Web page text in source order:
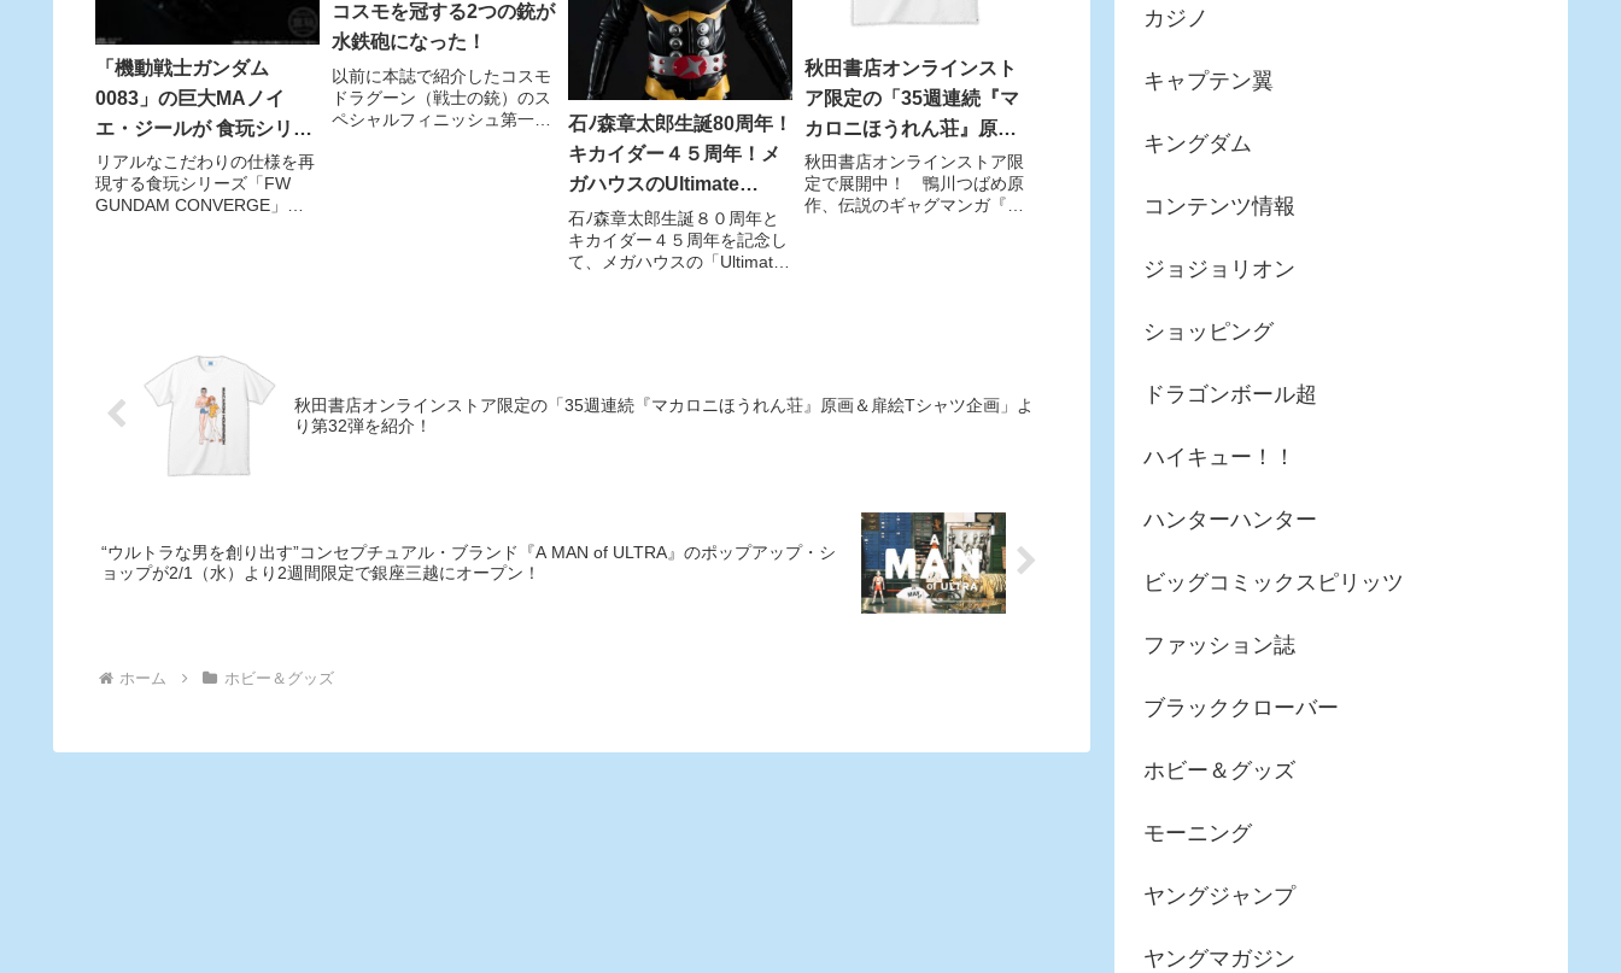
「機動戦士ガンダム
0083」の巨大MAノイ
エ・ジールが 食玩シリー
ズ「FW GUNDAM
CONVERGE」に登場！
リアルなこだわりの仕様を再
現する食玩シリーズ「FW
GUNDAM CONVERGE」か
コスモを冠する2つの銃が
水鉄砲になった！
以前に本誌で紹介したコスモ
ドラグーン（戦士の銃）のス
ペシャルフィニッシュ第一
石ﾉ森章太郎生誕80周年！
キカイダー４５周年！メ
ガハウスのUltimate
Article に今度はハカイダ
ーが登場！
石ﾉ森章太郎生誕８０周年と
キカイダー４５周年を記念し
て、メガハウスの「Ultimate
秋田書店オンラインスト
ア限定の「35週連続『マ
カロニほうれん荘』原画
＆扉絵Tシャツ企画」より
第29弾を紹介！
秋田書店オンラインストア限
定で展開中！ 鴨川つばめ原
作、伝説のギャグマンガ『マ
秋田書店オンラインストア限定の「35週連続『マカロニほうれん荘』原画＆扉絵Tシャツ企画」よ
り第32弾を紹介！
“ウルトラな男を創り出す”コンセプチュアル・ブランド『A MAN of ULTRA』のポップアップ・シ
ョップが2/1（水）より2週間限定で銀座三越にオープン！
ホーム ホビー＆グッズ
カジノ
キャプテン翼
キングダム
コンテンツ情報
ジョジョリオン
ショッピング
ドラゴンボール超
ハイキュー！！
ハンターハンター
ビッグコミックスピリッツ
ファッション誌
ブラッククローバー
ホビー＆グッズ
モーニング
ヤングジャンプ
ヤングマガジン